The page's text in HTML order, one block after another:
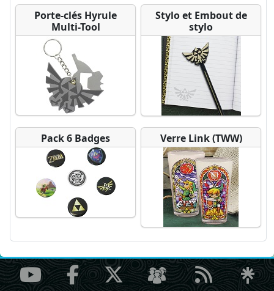
Porte-clés Hyrule
Multi-Tool
Stylo et Embout de
stylo
Pack 6 Badges Verre Link (TWW)